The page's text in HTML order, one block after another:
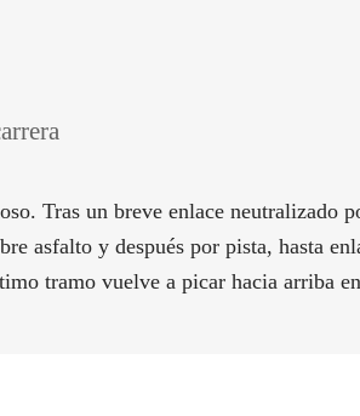
Tras un breve enlace neutralizado
asfalto y después por pista, hasta
tramo vuelve a picar hacia arriba